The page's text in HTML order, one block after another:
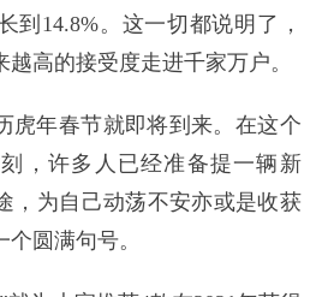
到14.8%。这一切都说明了，
高的接受度走进千家万户。
虎年春节就即将到来。在这个
，许多人已经准备提一辆新
，为自己动荡不安亦或是收获
圆满句号。